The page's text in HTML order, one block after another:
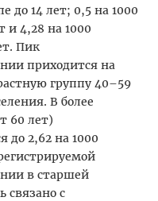
до 14 лет; 0,5 на 1000
и 4,28 на 1000
Пик
приходится на
группу 40–59
В более
60 лет)
до 2,62 на 1000
в старшей
связано с